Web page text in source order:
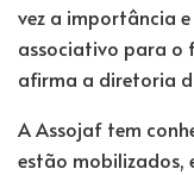
vez a importância
associativo para o
afirma a diretoria
A Assojaf tem
estão mobilizados,